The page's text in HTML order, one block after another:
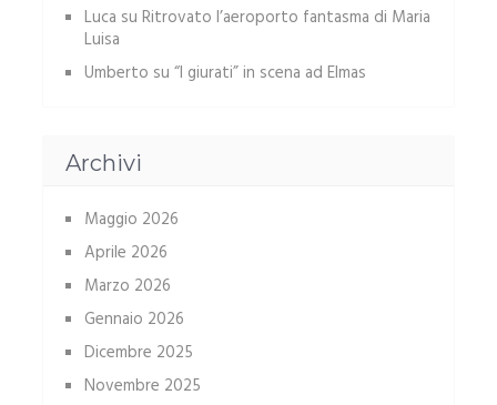
Luca su Ritrovato l’aeroporto fantasma di Maria
Luisa
Umberto su “I giurati” in scena ad Elmas
Archivi
Maggio 2026
Aprile 2026
Marzo 2026
Gennaio 2026
Dicembre 2025
Novembre 2025